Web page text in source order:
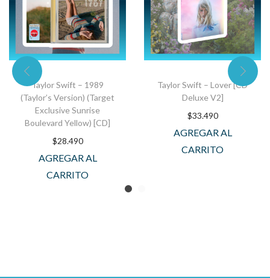
Taylor Swift – 1989
(Taylor’s Version) (Target
Exclusive Sunrise
Boulevard Yellow) [CD]
$28.490
AGREGAR AL
CARRITO
Taylor Swift – Lover [CD
Deluxe V2]
$33.490
AGREGAR AL
CARRITO